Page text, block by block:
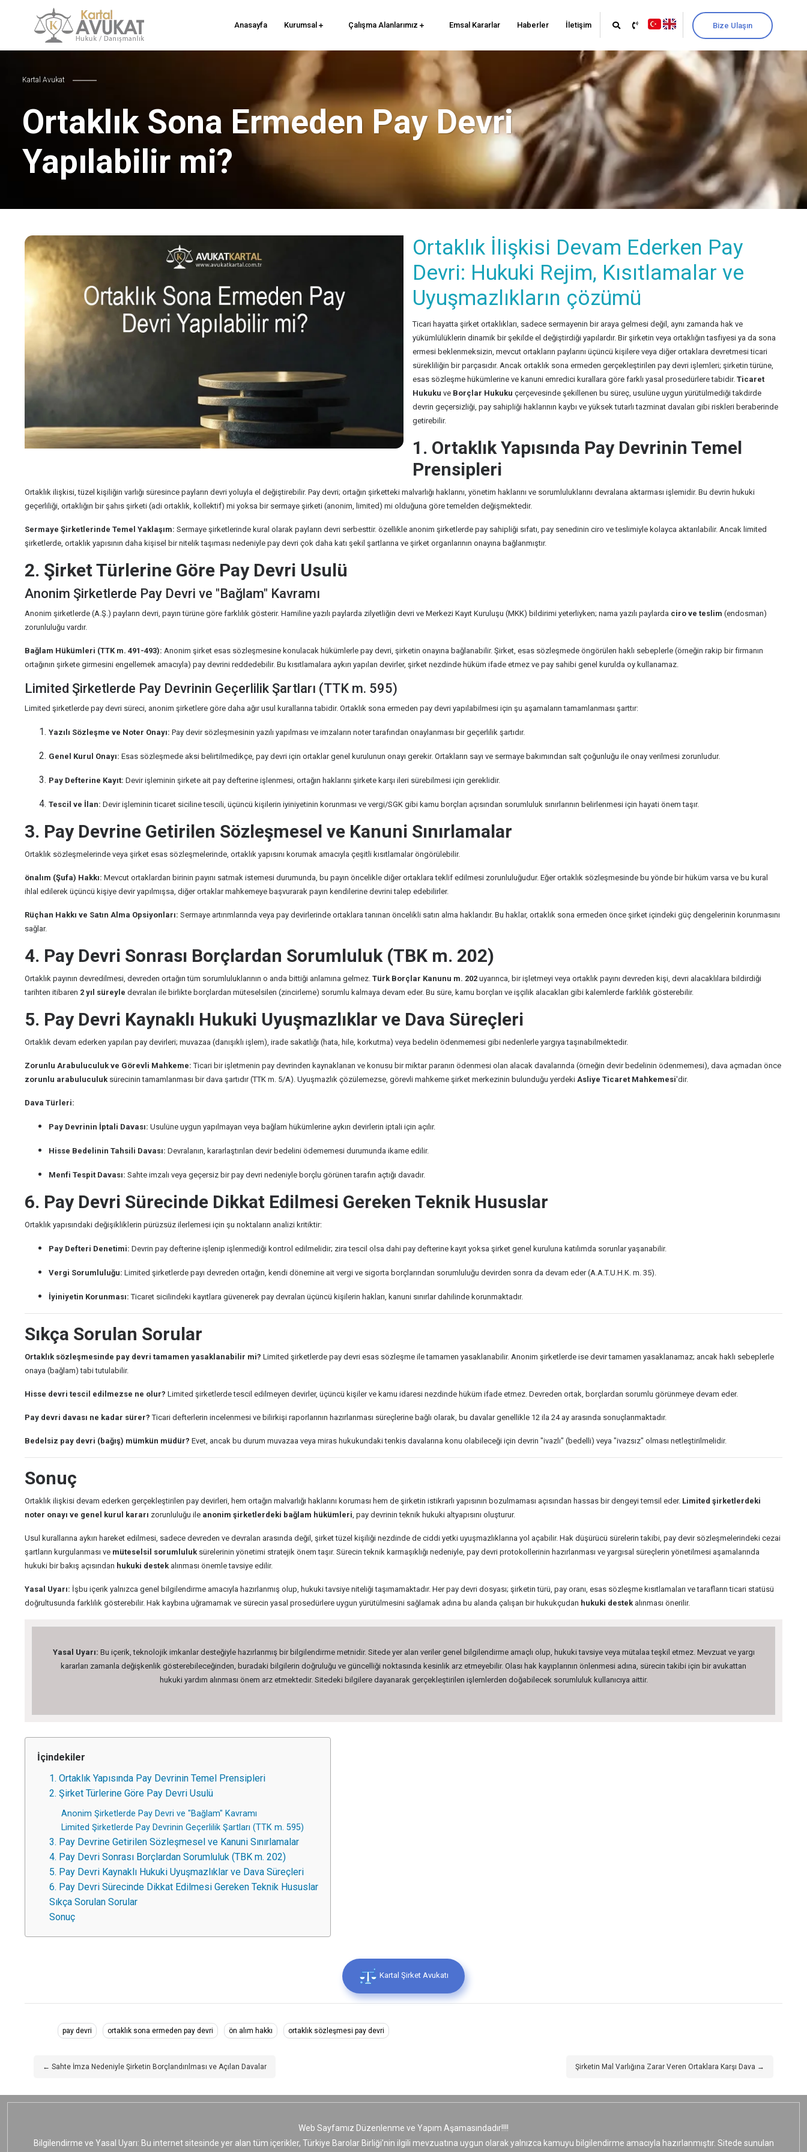
Anasayfa Kurumsal Çalışma Alanlarımız Emsal Kararlar Haberler İletişim Bize Ulaşın
Kartal Avukat
Ortaklık Sona Ermeden Pay Devri
Yapılabilir mi?
Ortaklık İlişkisi Devam Ederken Pay
Devri: Hukuki Rejim, Kısıtlamalar ve
Uyuşmazlıkların çözümü
Ticari hayatta şirket ortaklıkları, sadece sermayenin bir araya gelmesi değil, aynı zamanda hak ve
yükümlülüklerin dinamik bir şekilde el değiştirdiği yapılardır. Bir şirketin veya ortaklığın tasfiyesi ya da sona
ermesi beklenmeksizin, mevcut ortakların paylarını üçüncü kişilere veya diğer ortaklara devretmesi ticari
sürekliliğin bir parçasıdır. Ancak ortaklık sona ermeden gerçekleştirilen pay devri işlemleri; şirketin türüne,
esas sözleşme hükümlerine ve kanuni emredici kurallara göre farklı yasal prosedürlere tabidir. Ticaret
Hukuku ve Borçlar Hukuku çerçevesinde şekillenen bu süreç, usulüne uygun yürütülmediği takdirde
devrin geçersizliği, pay sahipliği haklarının kaybı ve yüksek tutarlı tazminat davaları gibi riskleri beraberinde
getirebilir.
1. Ortaklık Yapısında Pay Devrinin Temel
Prensipleri
Ortaklık ilişkisi, tüzel kişiliğin varlığı süresince payların devri yoluyla el değiştirebilir. Pay devri; ortağın şirketteki malvarlığı haklarını, yönetim haklarını ve sorumluluklarını devralana aktarması işlemidir. Bu devrin hukuki
geçerliliği, ortaklığın bir şahıs şirketi (adi ortaklık, kollektif) mi yoksa bir sermaye şirketi (anonim, limited) mi olduğuna göre temelden değişmektedir.
Sermaye Şirketlerinde Temel Yaklaşım: Sermaye şirketlerinde kural olarak payların devri serbesttir. özellikle anonim şirketlerde pay sahipliği sıfatı, pay senedinin ciro ve teslimiyle kolayca aktarılabilir. Ancak limited
şirketlerde, ortaklık yapısının daha kişisel bir nitelik taşıması nedeniyle pay devri çok daha katı şekil şartlarına ve şirket organlarının onayına bağlanmıştır.
2. Şirket Türlerine Göre Pay Devri Usulü
Anonim Şirketlerde Pay Devri ve "Bağlam" Kavramı
Anonim şirketlerde (A.Ş.) payların devri, payın türüne göre farklılık gösterir. Hamiline yazılı paylarda zilyetliğin devri ve Merkezi Kayıt Kuruluşu (MKK) bildirimi yeterliyken; nama yazılı paylarda ciro ve teslim (endosman)
zorunluluğu vardır.
Bağlam Hükümleri (TTK m. 491-493): Anonim şirket esas sözleşmesine konulacak hükümlerle pay devri, şirketin onayına bağlanabilir. Şirket, esas sözleşmede öngörülen haklı sebeplerle (örneğin rakip bir firmanın
ortağının şirkete girmesini engellemek amacıyla) pay devrini reddedebilir. Bu kısıtlamalara aykırı yapılan devirler, şirket nezdinde hüküm ifade etmez ve pay sahibi genel kurulda oy kullanamaz.
Limited Şirketlerde Pay Devrinin Geçerlilik Şartları (TTK m. 595)
Limited şirketlerde pay devri süreci, anonim şirketlere göre daha ağır usul kurallarına tabidir. Ortaklık sona ermeden pay devri yapılabilmesi için şu aşamaların tamamlanması şarttır:
Yazılı Sözleşme ve Noter Onayı: Pay devir sözleşmesinin yazılı yapılması ve imzaların noter tarafından onaylanması bir geçerlilik şartıdır.
Genel Kurul Onayı: Esas sözleşmede aksi belirtilmedikçe, pay devri için ortaklar genel kurulunun onayı gerekir. Ortakların sayı ve sermaye bakımından salt çoğunluğu ile onay verilmesi zorunludur.
Pay Defterine Kayıt: Devir işleminin şirkete ait pay defterine işlenmesi, ortağın haklarını şirkete karşı ileri sürebilmesi için gereklidir.
Tescil ve İlan: Devir işleminin ticaret siciline tescili, üçüncü kişilerin iyiniyetinin korunması ve vergi/SGK gibi kamu borçları açısından sorumluluk sınırlarının belirlenmesi için hayati önem taşır.
3. Pay Devrine Getirilen Sözleşmesel ve Kanuni Sınırlamalar
Ortaklık sözleşmelerinde veya şirket esas sözleşmelerinde, ortaklık yapısını korumak amacıyla çeşitli kısıtlamalar öngörülebilir.
önalım (Şufa) Hakkı: Mevcut ortaklardan birinin payını satmak istemesi durumunda, bu payın öncelikle diğer ortaklara teklif edilmesi zorunluluğudur. Eğer ortaklık sözleşmesinde bu yönde bir hüküm varsa ve bu kural
ihlal edilerek üçüncü kişiye devir yapılmışsa, diğer ortaklar mahkemeye başvurarak payın kendilerine devrini talep edebilirler.
Rüçhan Hakkı ve Satın Alma Opsiyonları: Sermaye artırımlarında veya pay devirlerinde ortaklara tanınan öncelikli satın alma haklarıdır. Bu haklar, ortaklık sona ermeden önce şirket içindeki güç dengelerinin korunmasını
sağlar.
4. Pay Devri Sonrası Borçlardan Sorumluluk (TBK m. 202)
Ortaklık payının devredilmesi, devreden ortağın tüm sorumluluklarının o anda bittiği anlamına gelmez. Türk Borçlar Kanunu m. 202 uyarınca, bir işletmeyi veya ortaklık payını devreden kişi, devri alacaklılara bildirdiği
tarihten itibaren 2 yıl süreyle devralan ile birlikte borçlardan müteselsilen (zincirleme) sorumlu kalmaya devam eder. Bu süre, kamu borçları ve işçilik alacakları gibi kalemlerde farklılık gösterebilir.
5. Pay Devri Kaynaklı Hukuki Uyuşmazlıklar ve Dava Süreçleri
Ortaklık devam ederken yapılan pay devirleri; muvazaa (danışıklı işlem), irade sakatlığı (hata, hile, korkutma) veya bedelin ödenmemesi gibi nedenlerle yargıya taşınabilmektedir.
Zorunlu Arabuluculuk ve Görevli Mahkeme: Ticari bir işletmenin pay devrinden kaynaklanan ve konusu bir miktar paranın ödenmesi olan alacak davalarında (örneğin devir bedelinin ödenmemesi), dava açmadan önce
zorunlu arabuluculuk sürecinin tamamlanması bir dava şartıdır (TTK m. 5/A). Uyuşmazlık çözülemezse, görevli mahkeme şirket merkezinin bulunduğu yerdeki Asliye Ticaret Mahkemesi'dir.
Dava Türleri:
Pay Devrinin İptali Davası: Usulüne uygun yapılmayan veya bağlam hükümlerine aykırı devirlerin iptali için açılır.
Hisse Bedelinin Tahsili Davası: Devralanın, kararlaştırılan devir bedelini ödememesi durumunda ikame edilir.
Menfi Tespit Davası: Sahte imzalı veya geçersiz bir pay devri nedeniyle borçlu görünen tarafın açtığı davadır.
6. Pay Devri Sürecinde Dikkat Edilmesi Gereken Teknik Hususlar
Ortaklık yapısındaki değişikliklerin pürüzsüz ilerlemesi için şu noktaların analizi kritiktir:
Pay Defteri Denetimi: Devrin pay defterine işlenip işlenmediği kontrol edilmelidir; zira tescil olsa dahi pay defterine kayıt yoksa şirket genel kuruluna katılımda sorunlar yaşanabilir.
Vergi Sorumluluğu: Limited şirketlerde payı devreden ortağın, kendi dönemine ait vergi ve sigorta borçlarından sorumluluğu devirden sonra da devam eder (A.A.T.U.H.K. m. 35).
İyiniyetin Korunması: Ticaret sicilindeki kayıtlara güvenerek pay devralan üçüncü kişilerin hakları, kanuni sınırlar dahilinde korunmaktadır.
Sıkça Sorulan Sorular
Ortaklık sözleşmesinde pay devri tamamen yasaklanabilir mi? Limited şirketlerde pay devri esas sözleşme ile tamamen yasaklanabilir. Anonim şirketlerde ise devir tamamen yasaklanamaz; ancak haklı sebeplerle
onaya (bağlam) tabi tutulabilir.
Hisse devri tescil edilmezse ne olur? Limited şirketlerde tescil edilmeyen devirler, üçüncü kişiler ve kamu idaresi nezdinde hüküm ifade etmez. Devreden ortak, borçlardan sorumlu görünmeye devam eder.
Pay devri davası ne kadar sürer? Ticari defterlerin incelenmesi ve bilirkişi raporlarının hazırlanması süreçlerine bağlı olarak, bu davalar genellikle 12 ila 24 ay arasında sonuçlanmaktadır.
Bedelsiz pay devri (bağış) mümkün müdür? Evet, ancak bu durum muvazaa veya miras hukukundaki tenkis davalarına konu olabileceği için devrin "ivazlı" (bedelli) veya "ivazsız" olması netleştirilmelidir.
Sonuç
Ortaklık ilişkisi devam ederken gerçekleştirilen pay devirleri, hem ortağın malvarlığı haklarını koruması hem de şirketin istikrarlı yapısının bozulmaması açısından hassas bir dengeyi temsil eder. Limited şirketlerdeki
noter onayı ve genel kurul kararı zorunluluğu ile anonim şirketlerdeki bağlam hükümleri, pay devrinin teknik hukuki altyapısını oluşturur.
Usul kurallarına aykırı hareket edilmesi, sadece devreden ve devralan arasında değil, şirket tüzel kişiliği nezdinde de ciddi yetki uyuşmazlıklarına yol açabilir. Hak düşürücü sürelerin takibi, pay devir sözleşmelerindeki cezai
şartların kurgulanması ve müteselsil sorumluluk sürelerinin yönetimi stratejik önem taşır. Sürecin teknik karmaşıklığı nedeniyle, pay devri protokollerinin hazırlanması ve yargısal süreçlerin yönetilmesi aşamalarında
hukuki bir bakış açısından hukuki destek alınması önemle tavsiye edilir.
Yasal Uyarı: İşbu içerik yalnızca genel bilgilendirme amacıyla hazırlanmış olup, hukuki tavsiye niteliği taşımamaktadır. Her pay devri dosyası; şirketin türü, pay oranı, esas sözleşme kısıtlamaları ve tarafların ticari statüsü
doğrultusunda farklılık gösterebilir. Hak kaybına uğramamak ve sürecin yasal prosedürlere uygun yürütülmesini sağlamak adına bu alanda çalışan bir hukukçudan hukuki destek alınması önerilir.
Yasal Uyarı: Bu içerik, teknolojik imkanlar desteğiyle hazırlanmış bir bilgilendirme metnidir. Sitede yer alan veriler genel bilgilendirme amaçlı olup, hukuki tavsiye veya mütalaa teşkil etmez. Mevzuat ve yargı
kararları zamanla değişkenlik gösterebileceğinden, buradaki bilgilerin doğruluğu ve güncelliği noktasında kesinlik arz etmeyebilir. Olası hak kayıplarının önlenmesi adına, sürecin takibi için bir avukattan
hukuki yardım alınması önem arz etmektedir. Sitedeki bilgilere dayanarak gerçekleştirilen işlemlerden doğabilecek sorumluluk kullanıcıya aittir.
İçindekiler
1. Ortaklık Yapısında Pay Devrinin Temel Prensipleri
2. Şirket Türlerine Göre Pay Devri Usulü
Anonim Şirketlerde Pay Devri ve "Bağlam" Kavramı
Limited Şirketlerde Pay Devrinin Geçerlilik Şartları (TTK m. 595)
3. Pay Devrine Getirilen Sözleşmesel ve Kanuni Sınırlamalar
4. Pay Devri Sonrası Borçlardan Sorumluluk (TBK m. 202)
5. Pay Devri Kaynaklı Hukuki Uyuşmazlıklar ve Dava Süreçleri
6. Pay Devri Sürecinde Dikkat Edilmesi Gereken Teknik Hususlar
Sıkça Sorulan Sorular
Sonuç
Kartal Şirket Avukatı
pay devri ortaklık sona ermeden pay devri ön alım hakkı ortaklık sözleşmesi pay devri
← Sahte İmza Nedeniyle Şirketin Borçlandırılması ve Açılan Davalar Şirketin Mal Varlığına Zarar Veren Ortaklara Karşı Dava →
Web Sayfamız Düzenlenme ve Yapım Aşamasındadır!!!!
Bilgilendirme ve Yasal Uyarı: Bu internet sitesinde yer alan tüm içerikler, Türkiye Barolar Birliği’nin ilgili mevzuatına uygun olarak yalnızca kamuyu bilgilendirme amacıyla hazırlanmıştır. Sitede sunulan